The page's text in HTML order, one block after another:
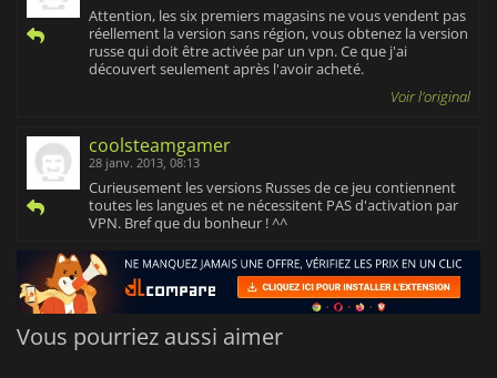
Attention, les six premiers magasins ne vous vendent pas
réellement la version sans région, vous obtenez la version
russe qui doit être activée par un vpn. Ce que j'ai
découvert seulement après l'avoir acheté.
Voir l'original
coolsteamgamer
28 janv. 2013, 08:13
Curieusement les versions Russes de ce jeu contiennent
toutes les langues et ne nécessitent PAS d'activation par
VPN. Bref que du bonheur ! ^^
Vous pourriez aussi aimer